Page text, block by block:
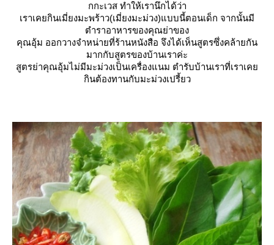
กกะเวส ทำให้เรานึกได้ว่า
เราเคยกินเมี่ยงมะพร้าว(เมี่ยงมะม่วง)แบบนี้ตอนเด็ก จากนั้นมี
ตำราอาหารของคุณย่าของ
คุณอุ้ม ออกวางจำหน่ายที่ร้านหนังสือ จึงได้เห็นสูตรซึ่งคล้ายกัน
มากกับสูตรของบ้านเราค่ะ
สูตรย่าคุณอุ้มไม่มีมะม่วงเป็นเครื่องแนม ตำรับบ้านเราที่เราเค
กินต้องทานกับมะม่วงเปรี้ยว